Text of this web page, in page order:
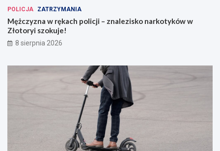
POLICJA ZATRZYMANIA
Mężczyzna w rękach policji – znalezisko narkotyków w
Złotoryi szokuje!
8 sierpnia 2026